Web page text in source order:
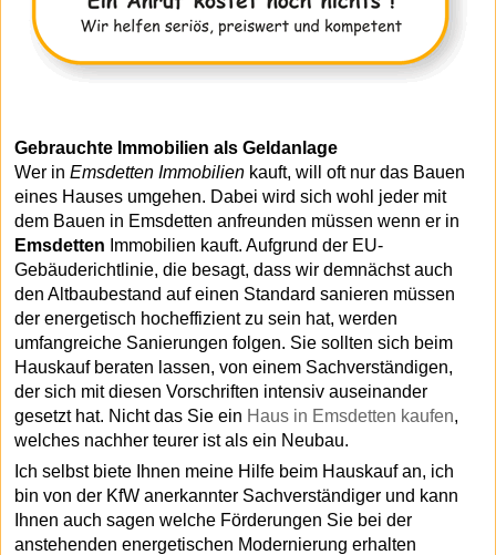
Gebrauchte Immobilien als Geldanlage
Wer in Emsdetten Immobilien kauft, will oft nur das Bauen
eines Hauses umgehen. Dabei wird sich wohl jeder mit
dem Bauen in Emsdetten anfreunden müssen wenn er in
Emsdetten Immobilien kauft. Aufgrund der EU-
Gebäuderichtlinie, die besagt, dass wir demnächst auch
den Altbaubestand auf einen Standard sanieren müssen
der energetisch hocheffizient zu sein hat, werden
umfangreiche Sanierungen folgen. Sie sollten sich beim
Hauskauf beraten lassen, von einem Sachverständigen,
der sich mit diesen Vorschriften intensiv auseinander
gesetzt hat. Nicht das Sie ein Haus in Emsdetten kaufen,
welches nachher teurer ist als ein Neubau.
Ich selbst biete Ihnen meine Hilfe beim Hauskauf an, ich
bin von der KfW anerkannter Sachverständiger und kann
Ihnen auch sagen welche Förderungen Sie bei der
anstehenden energetischen Modernierung erhalten